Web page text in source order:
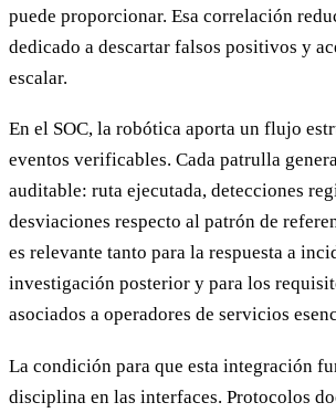
puede proporcionar. Esa correlación
dedicado a descartar falsos positivos y
escalar.
En el SOC, la robótica aporta un flujo
eventos verificables. Cada patrulla
auditable: ruta ejecutada, detecciones
desviaciones respecto al patrón de
es relevante tanto para la respuesta a
investigación posterior y para los
asociados a operadores de servicios
La condición para que esta integración
disciplina en las interfaces. Protocolos